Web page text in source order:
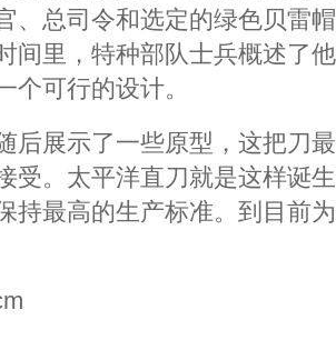
、总司令和选定的绿色贝雷
间里，特种部队士兵概述了
个可行的设计。
后展示了一些原型，这把刀
受。太平洋直刀就是这样诞
持最高的生产标准。到目前